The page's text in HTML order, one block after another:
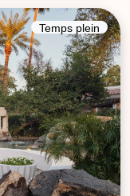
Temps plein